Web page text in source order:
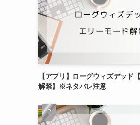
【アプリ】ローグウィズデッド
解禁】※ネタバレ注意